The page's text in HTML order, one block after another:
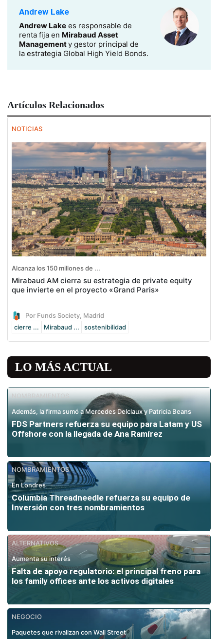
Andrew Lake
Andrew Lake es responsable de
renta fija en Mirabaud Asset
Managementy gestor principal de
la estrategia Global High Yield Bonds.
Artículos Relacionados
NOTICIAS
Alcanza los 150 millones de ...
Mirabaud AM cierra su estrategia de private equity
que invierte en el proyecto «Grand Paris»
Por Funds Society, Madrid
cierre ...
Mirabaud ... sostenibilidad
LO MÁS ACTUAL
NOMBRAMIENTOS
Además, la firma sumó a Mercedes Delclaux y Patricia Beans
FDS Partners refuerza su equipo para Latam y US
Offshore con la llegada de Ana Ramírez
NOMBRAMIENTOS
En Londres
Columbia Threadneedle refuerza su equipo de
Inversión con tres nombramientos
ALTERNATIVOS
Aumenta su interés
Falta de apoyo regulatorio: el principal freno para
los family offices ante los activos digitales
NEGOCIO
Paquetes que rivalizan con Wall Street